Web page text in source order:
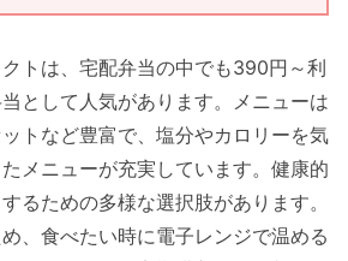
トは、宅配弁当の中でも390円～利
として人気があります。メニューは
トなど豊富で、塩分やカロリーを気
メニューが充実しています。健康的
るための多様な選択肢があります。
、食べたい時に電子レンジで温める